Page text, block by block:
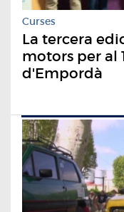
Curses
La tercera
motors per al
d'Empordà